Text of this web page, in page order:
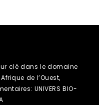
clé dans le domaine
de l’Ouest,
UNIVERS BIO-